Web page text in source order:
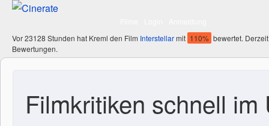
Vor 23128 Stunden hat Kreml den Film Interstellarmit 110% bewertet.
Bewertungen.
Filmkritiken schnell im